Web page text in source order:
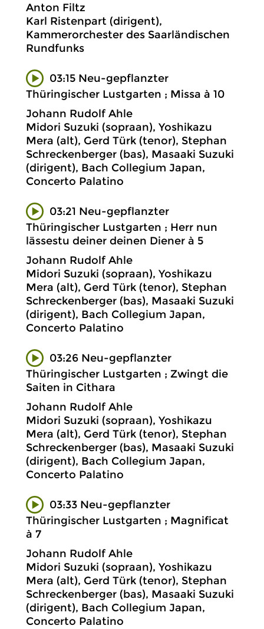
Anton Filtz
Karl Ristenpart (dirigent),
Kammerorchester des Saarländischen
Rundfunks
03:15 Neu-gepflanzter
Thüringischer Lustgarten ; Missa à 10
Johann Rudolf Ahle
Midori Suzuki (sopraan), Yoshikazu
Mera (alt), Gerd Türk (tenor), Stephan
Schreckenberger (bas), Masaaki Suzuki
(dirigent), Bach Collegium Japan,
Concerto Palatino
03:21 Neu-gepflanzter
Thüringischer Lustgarten ; Herr nun
lässestu deiner deinen Diener à 5
Johann Rudolf Ahle
Midori Suzuki (sopraan), Yoshikazu
Mera (alt), Gerd Türk (tenor), Stephan
Schreckenberger (bas), Masaaki Suzuki
(dirigent), Bach Collegium Japan,
Concerto Palatino
03:26 Neu-gepflanzter
Thüringischer Lustgarten ; Zwingt die
Saiten in Cithara
Johann Rudolf Ahle
Midori Suzuki (sopraan), Yoshikazu
Mera (alt), Gerd Türk (tenor), Stephan
Schreckenberger (bas), Masaaki Suzuki
(dirigent), Bach Collegium Japan,
Concerto Palatino
03:33 Neu-gepflanzter
Thüringischer Lustgarten ; Magnificat
à 7
Johann Rudolf Ahle
Midori Suzuki (sopraan), Yoshikazu
Mera (alt), Gerd Türk (tenor), Stephan
Schreckenberger (bas), Masaaki Suzuki
(dirigent), Bach Collegium Japan,
Concerto Palatino